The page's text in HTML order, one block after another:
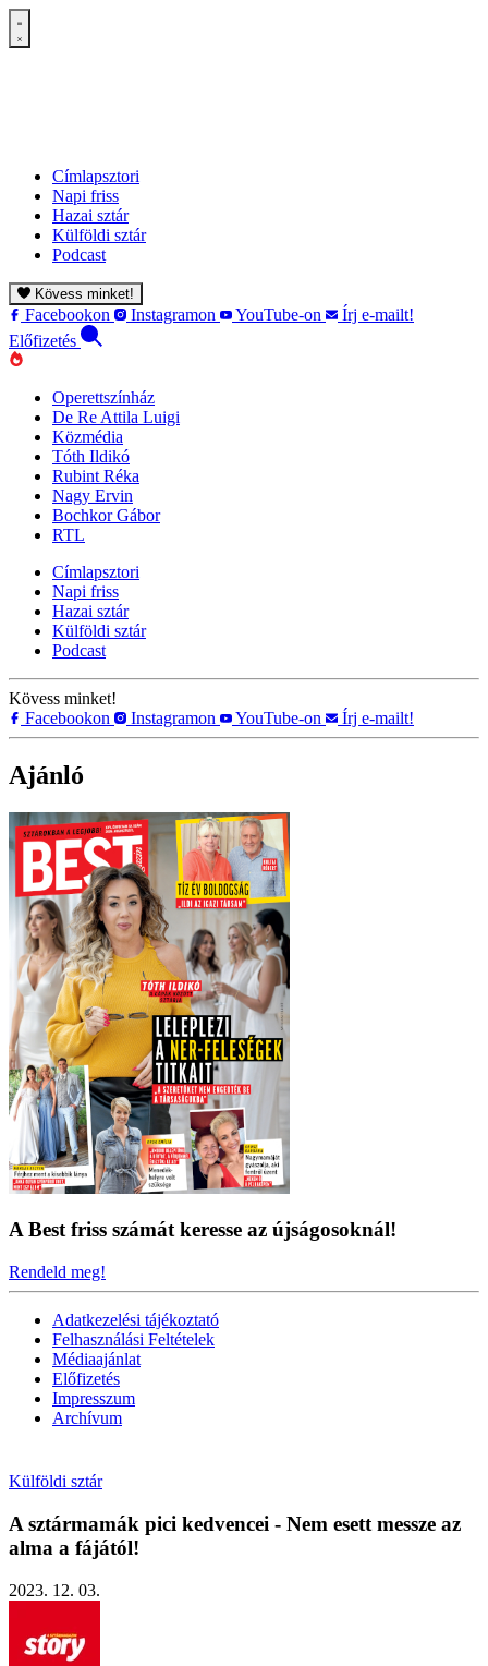
Címlapsztori
Napi friss
Hazai sztár
Külföldi sztár
Podcast
Kövess minket!
Facebookon Instagramon YouTube-on
Írj e-mailt!
Előfizetés
Operettszínház
De Re Attila Luigi
Közmédia
Tóth Ildikó
Rubint Réka
Nagy Ervin
Bochkor Gábor
RTL
Címlapsztori
Napi friss
Hazai sztár
Külföldi sztár
Podcast
Kövess minket!
Facebookon
Instagramon YouTube-on Írj e-mailt!
Ajánló
A Best friss számát keresse az újságosoknál!
Rendeld meg!
Adatkezelési tájékoztató
Felhasználási Feltételek
Médiaajánlat
Előfizetés
Impresszum
Archívum
Külföldi sztár
A sztármamák pici kedvencei - Nem esett messze az
alma a fájától!
2023. 12. 03.